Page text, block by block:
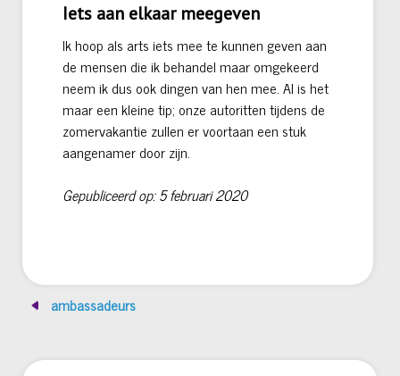
Iets aan elkaar meegeven
Ik hoop als arts iets mee te kunnen geven aan
de mensen die ik behandel maar omgekeerd
neem ik dus ook dingen van hen mee. Al is het
maar een kleine tip; onze autoritten tijdens de
zomervakantie zullen er voortaan een stuk
aangenamer door zijn.
Gepubliceerd op: 5 februari 2020
ambassadeurs